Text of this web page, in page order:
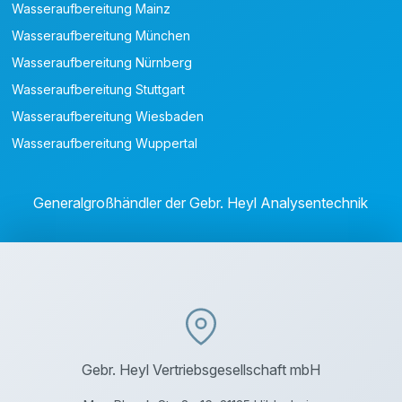
Wasseraufbereitung Mainz
Wasseraufbereitung München
Wasseraufbereitung Nürnberg
Wasseraufbereitung Stuttgart
Wasseraufbereitung Wiesbaden
Wasseraufbereitung Wuppertal
Generalgroßhändler der Gebr. Heyl Analysentechnik
Gebr. Heyl Vertriebsgesellschaft mbH